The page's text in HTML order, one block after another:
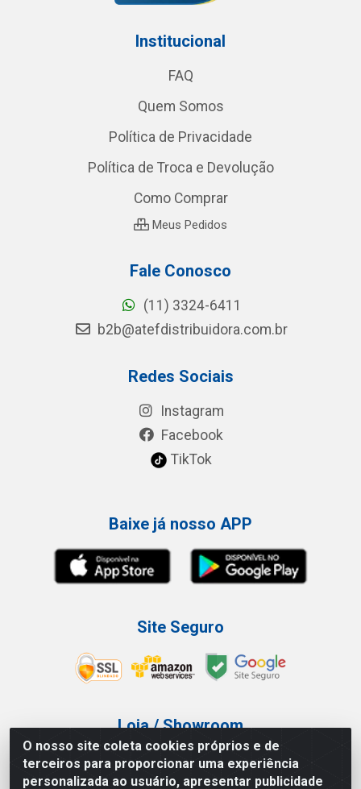
O nosso site coleta cookies próprios e de
terceiros para proporcionar uma experiência
personalizada ao usuário, apresentar publicidade
Institucional
FAQ
Quem Somos
Política de Privacidade
Política de Troca e Devolução
Como Comprar
Meus Pedidos
Fale Conosco
(11) 3324-6411
b2b@atefdistribuidora.com.br
Redes Sociais
Instagram
Facebook
TikTok
Baixe já nosso APP
Site Seguro
Loja / Showroom
Tel.: (11) 3227-0546
Av Vautier, 587/597 - Pari - São Paulo/SP